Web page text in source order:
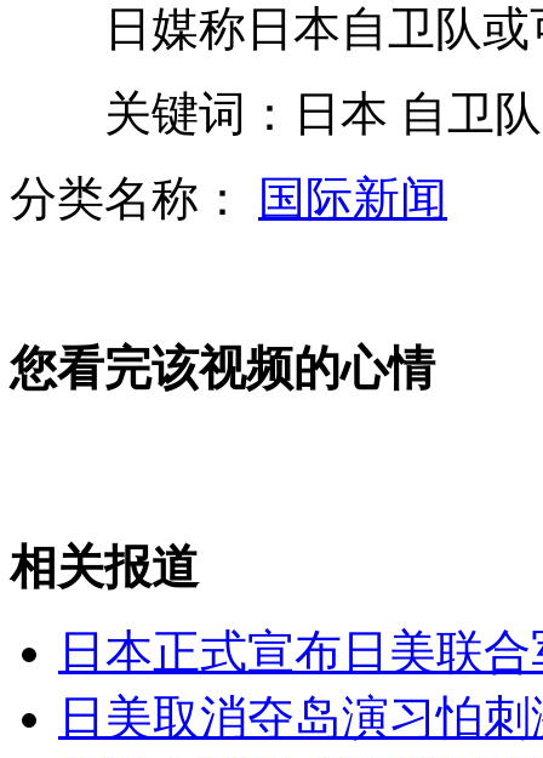
无痛分娩是否安全 医生回应
外交部：反对强权政治霸凌主义
外交部：有关国家言论片面不公正
日媒称日本自卫队或
关键词：日本 自卫队
分类名称：
国际新闻
您看完该视频的心情
相关报道
日本正式宣布日美联
日美取消夺岛演习怕